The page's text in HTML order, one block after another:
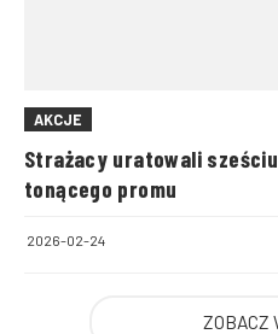
AKCJE
Strażacy uratowali
tonącego promu
2026-02-24
ZOBACZ